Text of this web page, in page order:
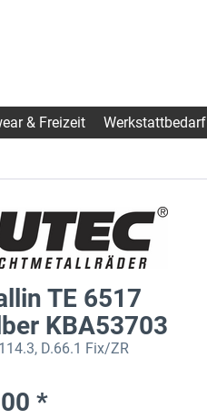
& Freizeit Werkstattbedarf
TE 6517
KBA53703
D.66.1 Fix/ZR
*